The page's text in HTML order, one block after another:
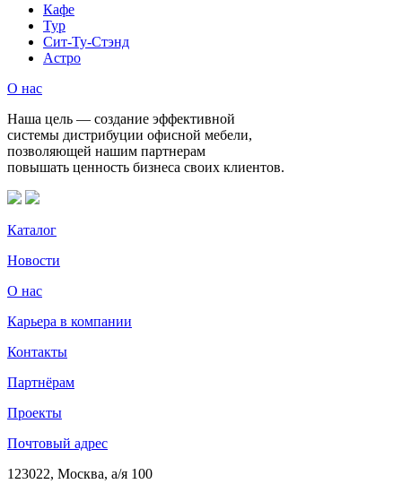
Кафе
Тур
Сит-Ту-Стэнд
Астро
О нас
Наша цель — создание эффективной
системы дистрибуции офисной мебели,
позволяющей нашим партнерам
повышать ценность бизнеса своих клиентов.
Каталог
Новости
О нас
Карьера в компании
Контакты
Партнёрам
Проекты
Почтовый адрес
123022, Москва, а/я 100